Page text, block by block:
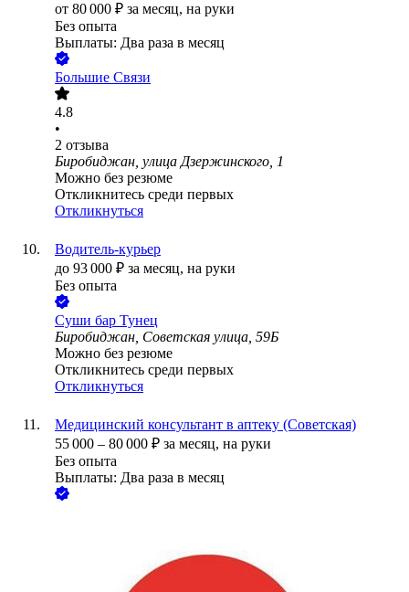
от 80 000 ₽ за месяц, на руки
Без опыта
Выплаты: Два раза в месяц
Большие Связи
4.8
•
2 отзыва
Биробиджан, улица Дзержинского, 1
Можно без резюме
Откликнитесь среди первых
Откликнуться
Водитель-курьер
до 93 000 ₽ за месяц, на руки
Без опыта
Суши бар Тунец
Биробиджан, Советская улица, 59Б
Можно без резюме
Откликнитесь среди первых
Откликнуться
Медицинский консультант в аптеку (Советская)
55 000 – 80 000 ₽ за месяц, на руки
Без опыта
Выплаты: Два раза в месяц